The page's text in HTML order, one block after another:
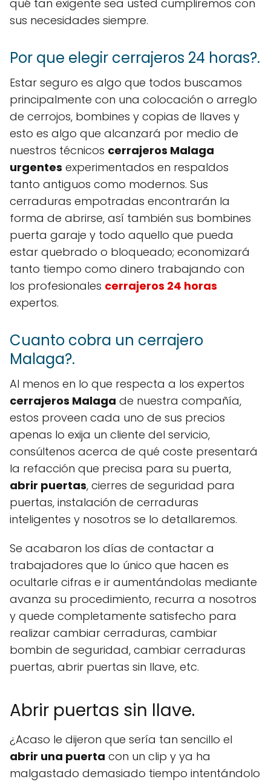
qué tan exigente sea usted cumpliremos con
sus necesidades siempre.
Por que elegir cerrajeros 24 horas?.
Estar seguro es algo que todos buscamos
principalmente con una colocación o arreglo
de cerrojos, bombines y copias de llaves y
esto es algo que alcanzará por medio de
nuestros técnicos cerrajeros Malaga
urgentes experimentados en respaldos
tanto antiguos como modernos. Sus
cerraduras empotradas encontrarán la
forma de abrirse, así también sus bombines
puerta garaje y todo aquello que pueda
estar quebrado o bloqueado; economizará
tanto tiempo como dinero trabajando con
los profesionales cerrajeros 24 horas
expertos.
Cuanto cobra un cerrajero
Malaga?.
Al menos en lo que respecta a los expertos
cerrajeros Malaga de nuestra compañía,
estos proveen cada uno de sus precios
apenas lo exija un cliente del servicio,
consúltenos acerca de qué coste presentará
la refacción que precisa para su puerta,
abrir puertas, cierres de seguridad para
puertas, instalación de cerraduras
inteligentes y nosotros se lo detallaremos.
Se acabaron los días de contactar a
trabajadores que lo único que hacen es
ocultarle cifras e ir aumentándolas mediante
avanza su procedimiento, recurra a nosotros
y quede completamente satisfecho para
realizar cambiar cerraduras, cambiar
bombin de seguridad, cambiar cerraduras
puertas, abrir puertas sin llave, etc.
Abrir puertas sin llave.
¿Acaso le dijeron que sería tan sencillo el
abrir una puerta con un clip y ya ha
malgastado demasiado tiempo intentándolo